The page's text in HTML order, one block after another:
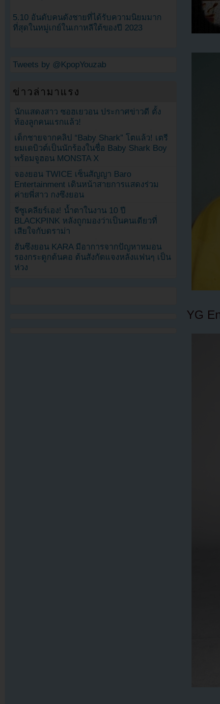
YG
5.10 อันดับคนดังชายที่ได้รับความนิยมมาก
ที่สุดในหมู่เกย์ในเกาหลีใต้ของปี 2023
Tweets by @KpopYouzab
ข่าวล่ามาแรง
นักแสดงสาว ซอฮเยวอน ประกาศข่าวดี ตั้ง
ท้องลูกคนแรกแล้ว!
เด็กชายจากคลิป “Baby Shark” โตแล้ว! เตรี
ยมเดบิวต์เป็นนักร้องในชื่อ Baby Shark Boy
พร้อมจูฮอน MONSTA X
จองยอน TWICE เซ็นสัญญา Baro
Entertainment เดินหน้าสายการแสดงร่วม
ค่ายพี่สาว กงซึงยอน
จีซูเคลียร์เอง! น้ำตาในงาน 10 ปี
BLACKPINK หลังถูกมองว่าเป็นคนเดียวที่
เสียใจกับดราม่า
ฮันซึงยอน KARA มีอาการจากปัญหาหมอน
รองกระดูกต้นคอ ต้นสังกัดแจงหลังแฟนๆ เป็น
ห่วง